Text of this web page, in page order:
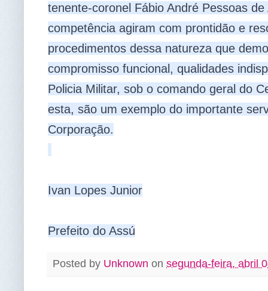
tenente-coronel Fábio André Pessoas
competência agiram com prontidão e
procedimentos dessa natureza que
compromisso funcional, qualidades
Policia Militar, sob o comando geral do
esta, são um exemplo do importante
Corporação.
Ivan Lopes Junior
Prefeito do Assú
Posted by Unknown on segunda-feira, abril